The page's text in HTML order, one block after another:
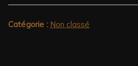
Catégorie : Non classé